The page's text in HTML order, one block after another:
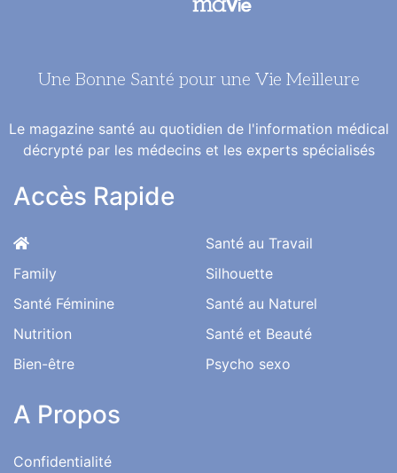
Une Bonne Santé pour une Vie Meilleure
Le magazine santé au quotidien de l'information médical
décrypté par les médecins et les experts spécialisés
Accès Rapide
Family
Santé Féminine
Nutrition
Bien-être
Santé au Travail
Silhouette
Santé au Naturel
Santé et Beauté
Psycho sexo
A Propos
Confidentialité